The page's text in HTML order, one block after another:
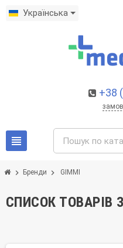
Українська
+38
view_headline
chevron_right Бренди chevron_right GIMMI
СПИСОК ТОВАРІВ